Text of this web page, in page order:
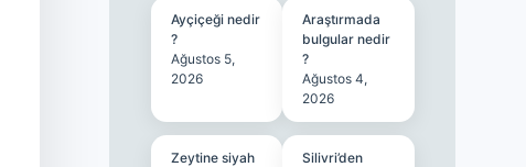
Ayçiçeği nedir
?
Ağustos 5,
2026
Araştırmada
bulgular nedir
?
Ağustos 4,
2026
Zeytine siyah
Silivri’den